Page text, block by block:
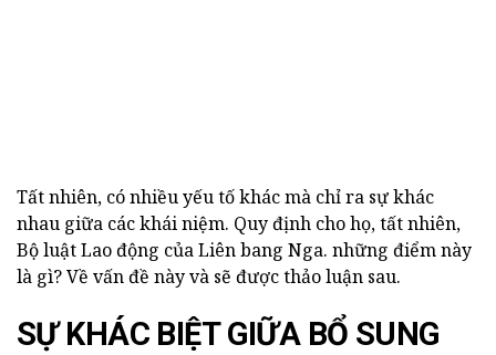
Tất nhiên, có nhiều yếu tố khác mà chỉ ra sự khác
nhau giữa các khái niệm. Quy định cho họ, tất nhiên,
Bộ luật Lao động của Liên bang Nga. những điểm này
là gì? Về vấn đề này và sẽ được thảo luận sau.
SỰ KHÁC BIỆT GIỮA BỔ SUNG